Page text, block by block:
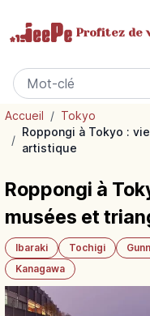
Profitez de
Accueil / Tokyo
/
Roppongi à Tokyo :
artistique
Roppongi à
musées et
Ibaraki Tochigi
Kanagawa